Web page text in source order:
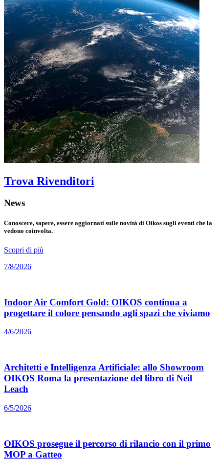
Trova Rivenditori
News
Conoscere, sapere, essere aggiornati sulle novità di Oikos sugli eventi che la
vedono coinvolta.
Scopri di più
7/8/2026
Indoor Air Comfort Gold: OIKOS continua a
progettare il colore pensando agli spazi che viviamo
4/6/2026
Architetti e Intelligenza Artificiale: allo Showroom
OIKOS Roma la presentazione del libro di Neil
Leach
6/5/2026
OIKOS prosegue il percorso di rilancio con il primo
MOP a Gatteo